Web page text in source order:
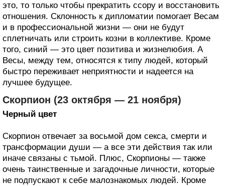
это, то только чтобы прекратить ссору и восстановить
отношения. Склонность к дипломатии помогает Весам
и в профессиональной жизни — они не будут
сплетничать или строить козни в коллективе. Кроме
того, синий — это цвет позитива и жизнелюбия. А
Весы, между тем, относятся к типу людей, который
быстро переживает неприятности и надеется на
лучшее будущее.
Скорпион (23 октября — 21 ноября)
Черный цвет
Скорпион отвечает за восьмой дом секса, смерти и
трансформации души — а все эти действия так или
иначе связаны с тьмой. Плюс, Скорпионы — также
очень таинственные и загадочные личности, которые
не подпускают к себе малознакомых людей. Кроме